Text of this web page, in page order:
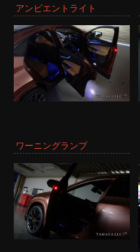
アンビエントライト
ワーニングランプ